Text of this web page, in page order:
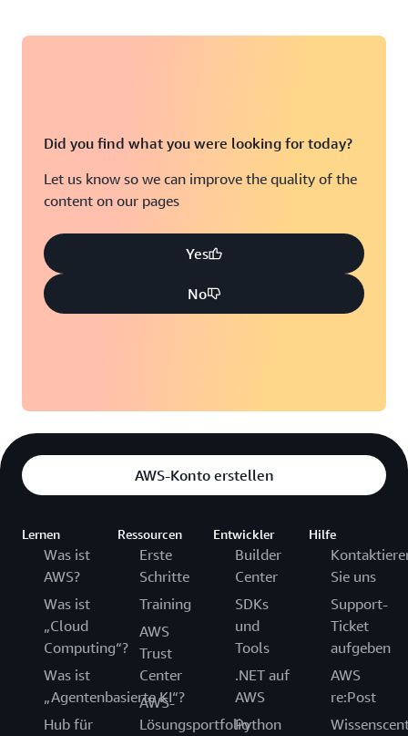
Did you find what you were looking for today?
Let us know so we can improve the quality of the
content on our pages
Yes
No
AWS-Konto erstellen
Lernen
Was ist
AWS?
Was ist
„Cloud
Computing“?
Was ist
„Agentenbasierte KI“?
Hub für
Ressourcen
Erste
Schritte
Training
AWS
Trust
Center
AWS-
Lösungsportfolio
Entwickler
Builder
Center
SDKs
und
Tools
.NET auf
AWS
Python
Hilfe
Sie uns
Support-
Ticket
aufgeben
AWS
re:Post